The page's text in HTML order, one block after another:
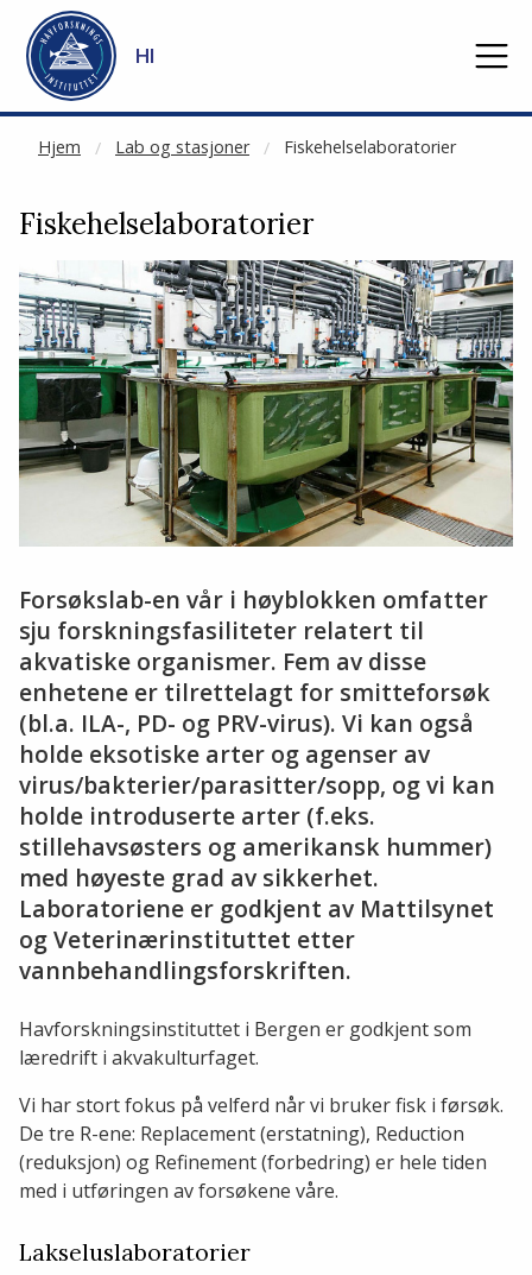
Gå til hovedinnhold
HI
Hjem Lab og stasjoner Fiskehelselaboratorier
NOT CACHED
Fiskehelselaboratorier
Forsøkslab-en vår i høyblokken omfatter
sju forskningsfasiliteter relatert til
akvatiske organismer. Fem av disse
enhetene er tilrettelagt for smitteforsøk
(bl.a. ILA-, PD- og PRV-virus). Vi kan også
holde eksotiske arter og agenser av
virus/bakterier/parasitter/sopp, og vi kan
holde introduserte arter (f.eks.
stillehavsøsters og amerikansk hummer)
med høyeste grad av sikkerhet.
Laboratoriene er godkjent av Mattilsynet
og Veterinærinstituttet etter
vannbehandlingsforskriften.
Havforskningsinstituttet i Bergen er godkjent som
læredrift i akvakulturfaget.
Vi har stort fokus på velferd når vi bruker fisk i førsøk.
De tre R-ene: Replacement (erstatning), Reduction
(reduksjon) og Refinement (forbedring) er hele tiden
med i utføringen av forsøkene våre.
Lakseluslaboratorier